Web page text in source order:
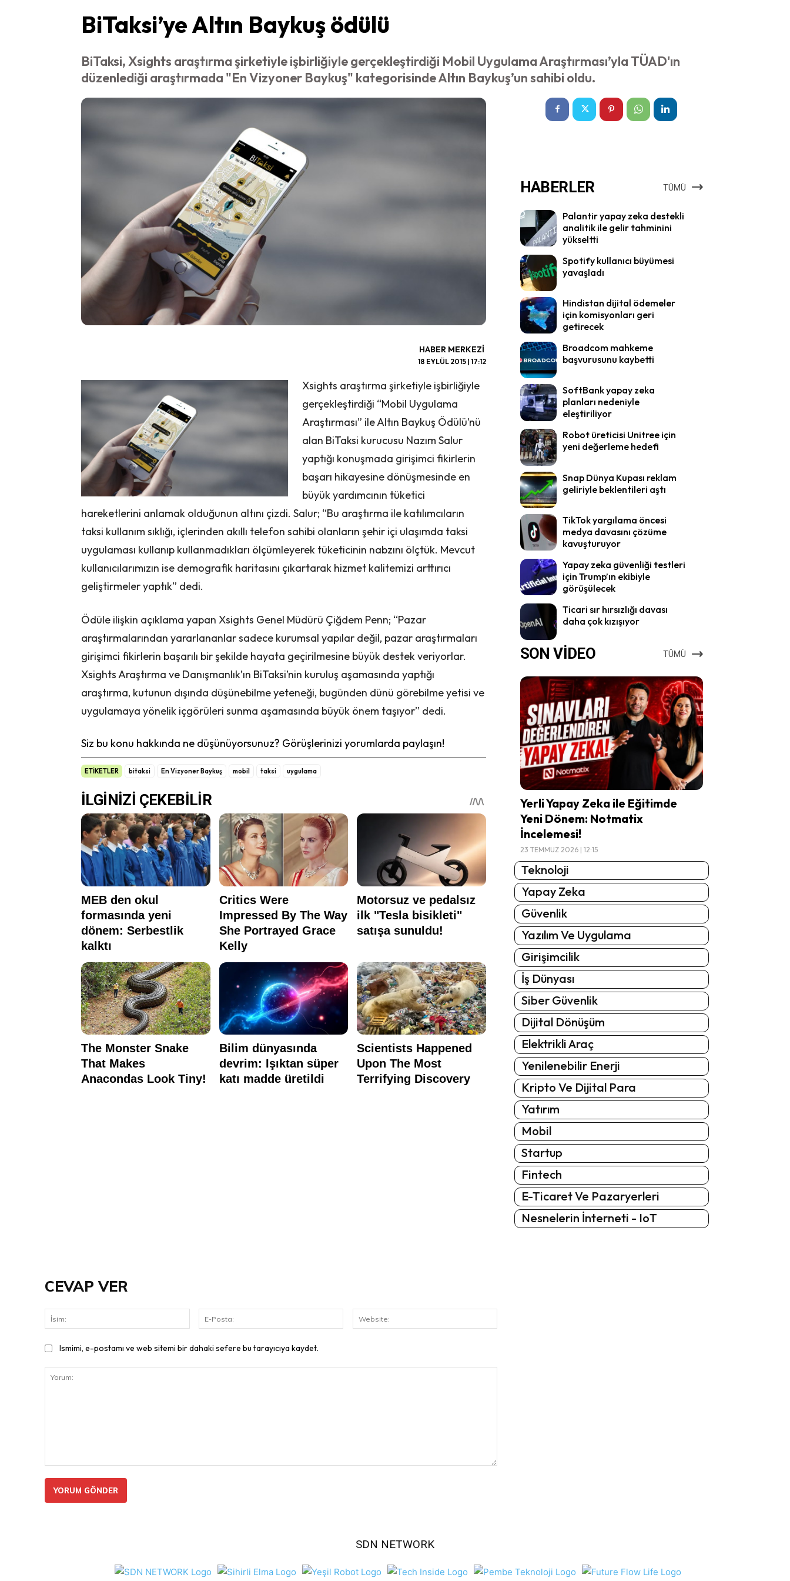
BiTaksi’ye Altın Baykuş ödülü
BiTaksi, Xsights araştırma şirketiyle işbirliğiyle gerçekleştirdiği Mobil Uygulama Araştırması’yla TÜAD'ın
düzenlediği araştırmada "En Vizyoner Baykuş" kategorisinde Altın Baykuş’un sahibi oldu.
HABER MERKEZI
18 EYLÜL 2015 | 17:12
Xsights araştırma şirketiyle işbirliğiyle
gerçekleştirdiği “Mobil Uygulama
Araştırması” ile Altın Baykuş Ödülü’nü
alan BiTaksi kurucusu Nazım Salur
yaptığı konuşmada girişimci fikirlerin
başarı hikayesine dönüşmesinde en
büyük yardımcının tüketici
hareketlerini anlamak olduğunun altını çizdi. Salur; “Bu araştırma ile katılımcıların
taksi kullanım sıklığı, içlerinden akıllı telefon sahibi olanların şehir içi ulaşımda taksi
uygulaması kullanıp kullanmadıkları ölçümleyerek tüketicinin nabzını ölçtük. Mevcut
kullanıcılarımızın ise demografik haritasını çıkartarak hizmet kalitemizi arttırıcı
geliştirmeler yaptık” dedi.
Ödüle ilişkin açıklama yapan Xsights Genel Müdürü Çiğdem Penn; “Pazar
araştırmalarından yararlananlar sadece kurumsal yapılar değil, pazar araştırmaları
girişimci fikirlerin başarılı bir şekilde hayata geçirilmesine büyük destek veriyorlar.
Xsights Araştırma ve Danışmanlık’ın BiTaksi’nin kuruluş aşamasında yaptığı
araştırma, kutunun dışında düşünebilme yeteneği, bugünden dünü görebilme yetisi ve
uygulamaya yönelik içgörüleri sunma aşamasında büyük önem taşıyor” dedi.
Siz bu konu hakkında ne düşünüyorsunuz? Görüşlerinizi yorumlarda paylaşın!
ETİKETLER bitaksi En Vizyoner Baykuş mobil taksi uygulama
HABERLER TÜMÜ
Palantir yapay zeka destekli
analitik ile gelir tahminini
yükseltti
Spotify kullanıcı büyümesi
yavaşladı
Hindistan dijital ödemeler
için komisyonları geri
getirecek
Broadcom mahkeme
başvurusunu kaybetti
SoftBank yapay zeka
planları nedeniyle
eleştiriliyor
Robot üreticisi Unitree için
yeni değerleme hedefi
Snap Dünya Kupası reklam
geliriyle beklentileri aştı
TikTok yargılama öncesi
medya davasını çözüme
kavuşturuyor
Yapay zeka güvenliği testleri
için Trump’ın ekibiyle
görüşülecek
Ticari sır hırsızlığı davası
daha çok kızışıyor
SON VİDEO TÜMÜ
Yerli Yapay Zeka ile Eğitimde
Yeni Dönem: Notmatix
İncelemesi!
23 TEMMUZ 2026 | 12:15
Teknoloji
Yapay Zeka
Güvenlik
Yazılım Ve Uygulama
Girişimcilik
İş Dünyası
Siber Güvenlik
Dijital Dönüşüm
Elektrikli Araç
Yenilenebilir Enerji
Kripto Ve Dijital Para
Yatırım
Mobil
Startup
Fintech
E-Ticaret Ve Pazaryerleri
Nesnelerin İnterneti - IoT
CEVAP VER
Posta:
Ismimi, e-postamı ve web sitemi bir dahaki sefere bu tarayıcıya kaydet.
SDN NETWORK